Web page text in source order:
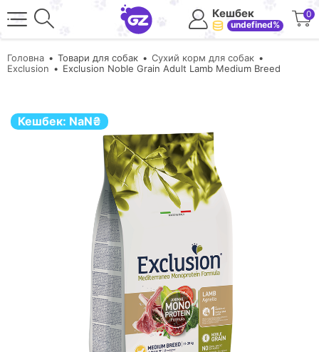
Кешбек
undefined%
0
Головна Товари для собак
Сухий корм для собак
Exclusion
Exclusion Noble Grain Adult Lamb Medium Breed
Кешбек: NaN₴